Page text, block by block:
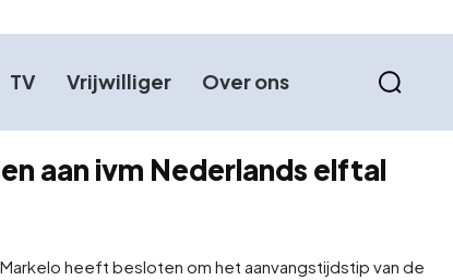
TV Vrijwilliger Over ons
aan ivm Nederlands elftal
heeft besloten om het aanvangstijdstip van de